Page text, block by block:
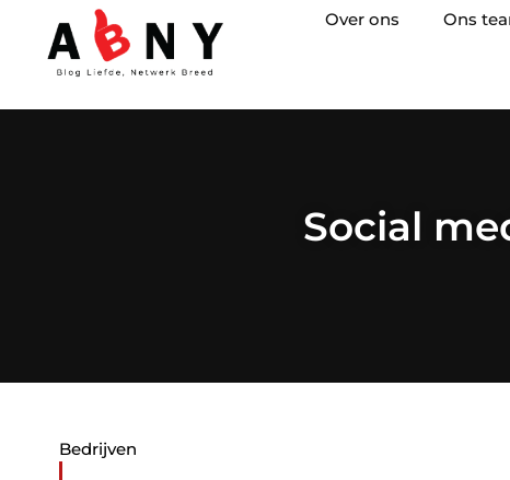
Over ons Ons
Social
Bedrijven